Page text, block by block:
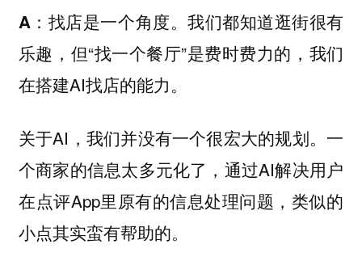
A： 找店是一个角度。我们都知道逛街很有
乐趣，但“找一个餐厅”是费时费力的，我们
在搭建AI找店的能力。
关于AI，我们并没有一个很宏大的规划。一
个商家的信息太多元化了，通过AI解决用户
在点评App里原有的信息处理问题，类似的
小点其实蛮有帮助的。